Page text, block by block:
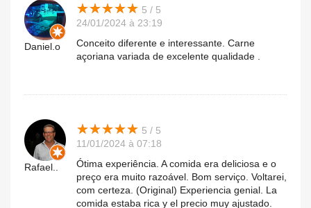
Daniel.o
★★★★★
★★★★★ 5 / 5
24/01/2024 à 23:19
Conceito diferente e interessante. Carne
açoriana variada de excelente qualidade .
Rafael..
★★★★★
★★★★★ 5 / 5
11/01/2024 à 07:18
Ótima experiência. A comida era deliciosa e o
preço era muito razoável. Bom serviço. Voltarei,
com certeza. (Original) Experiencia genial. La
comida estaba rica y el precio muy ajustado.